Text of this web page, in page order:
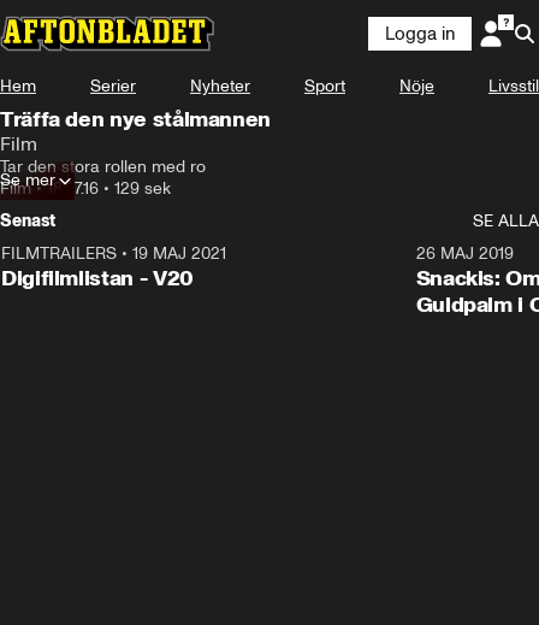
Logga in
Hem Serier Nyheter Sport Nöje Livsstil
Träffa den nye stålmannen
Film
Tar den stora rollen med ro
Film•18.07.16 • 129 sek
Se mer
Senast
SE ALLA
FILMTRAILERS • 19 MAJ 2021
Digifilmlistan - V20
26 MAJ 2019
Snackis:
Guldpalm i